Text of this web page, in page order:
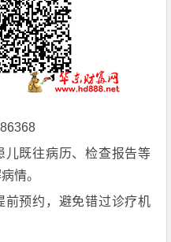
儿既往病历、检查报告等
情。
前预约，避免错过诊疗机